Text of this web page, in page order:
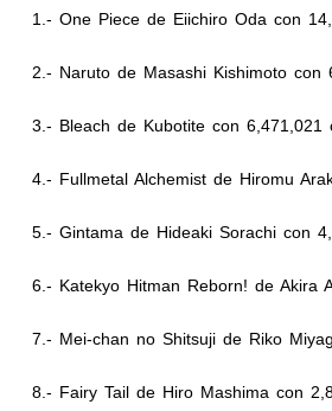
1.- One Piece de Eiichiro Oda con
2.- Naruto de Masashi Kishimoto con
3.- Bleach de Kubotite con 6,471,021
4.- Fullmetal Alchemist de Hiromu
5.- Gintama de Hideaki Sorachi con
6.- Katekyo Hitman Reborn! de Akira
7.- Mei-chan no Shitsuji de Riko
8.- Fairy Tail de Hiro Mashima con